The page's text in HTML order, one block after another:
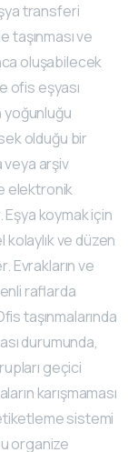
transferi
taşınması ve
oluşabilecek
ofis eşyası
yoğunluğu
olduğu bir
arşiv
elektronik
koymak için
ve düzen
ve
raflarda
taşınmalarında
durumunda,
geçici
karışmaması
sistemi
organize